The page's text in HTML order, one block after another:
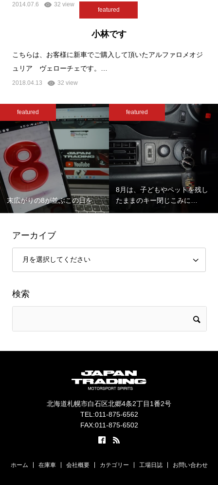
2014.07.6 32 view
featured
小林です
こちらは、お客様に新車でご購入して頂いたアルファロメオジ
ュリア ヴェローチェです。…
2018.04.13 32 view
featured
末広がりの8が並ぶこの日を
featured
8月は、子どもやペットを残し
たままのキー閉じこみに…
アーカイブ
検索
北海道札幌市白石区北郷4条2丁目1番2号
TEL:011-875-6562
FAX:011-875-6502
ホーム 在庫車 会社概要 カテゴリー 工場日誌 お問い合わせ